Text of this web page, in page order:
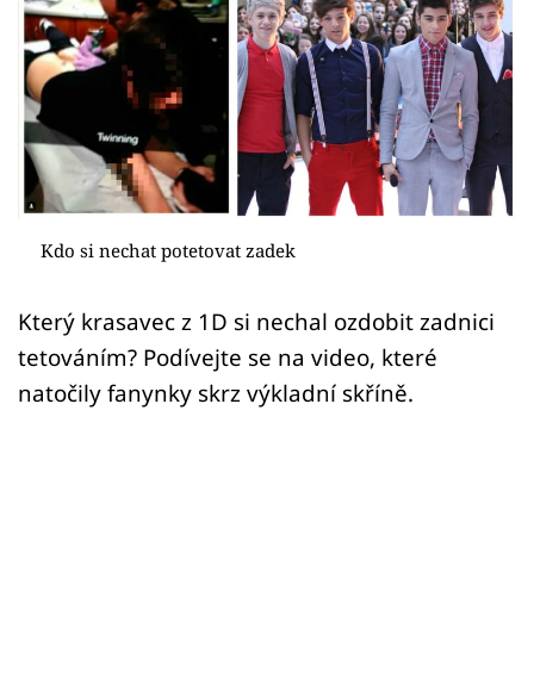
Virály
Sex a vztahy
Videa
Sledujte prima+
Sledujte nás
Kdo si nechat potetovat zadek
Který krasavec z 1D si nechal ozdobit zadnici
tetováním? Podívejte se na video, které
natočily fanynky skrz výkladní skříně.